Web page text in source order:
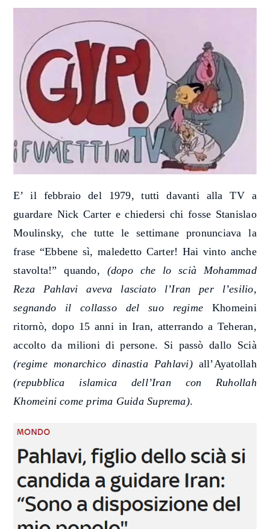
E’ il febbraio del 1979, tutti davanti alla TV a
guardare Nick Carter e chiedersi chi fosse Stanislao
Moulinsky, che tutte le settimane pronunciava la
frase “Ebbene sì, maledetto Carter! Hai vinto anche
stavolta!” quando, (dopo che lo scià Mohammad
Reza Pahlavi aveva lasciato l’Iran per l’esilio,
segnando il collasso del suo regime Khomeini
ritornò, dopo 15 anni in Iran, atterrando a Teheran,
accolto da milioni di persone. Si passò dallo Scià
(regime monarchico dinastia Pahlavi)all’Ayatollah
(repubblica islamica dell’Iran con Ruhollah
Khomeini come prima Guida Suprema).